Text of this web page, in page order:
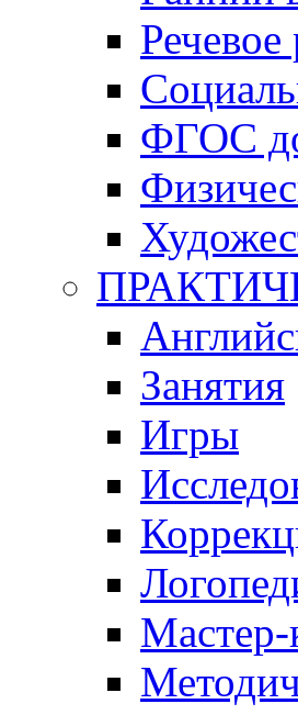
Речевое
ФГОС
Занятия
Игры
Мастер-